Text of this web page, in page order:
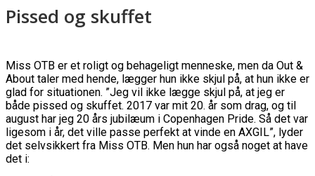
Pissed og skuffet
Miss OTB er et roligt og behageligt menneske, men da Out &
About taler med hende, lægger hun ikke skjul på, at hun ikke er
glad for situationen. ”Jeg vil ikke lægge skjul på, at jeg er
både pissed og skuffet. 2017 var mit 20. år som drag, og til
august har jeg 20 års jubilæum i Copenhagen Pride. Så det var
ligesom i år, det ville passe perfekt at vinde en AXGIL”, lyder
det selvsikkert fra Miss OTB. Men hun har også noget at have
det i: